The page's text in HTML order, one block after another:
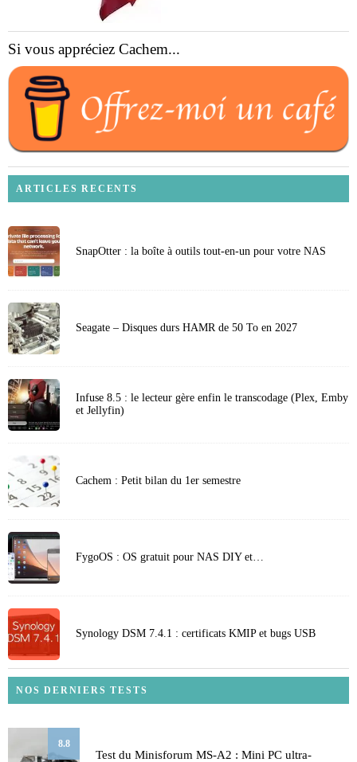
Si vous appréciez Cachem...
ARTICLES RECENTS
SnapOtter : la boîte à outils tout-en-un pour votre NAS
Seagate – Disques durs HAMR de 50 To en 2027
Infuse 8.5 : le lecteur gère enfin le transcodage (Plex, Emby
et Jellyfin)
Cachem : Petit bilan du 1er semestre
FygoOS : OS gratuit pour NAS DIY et…
Synology DSM 7.4.1 : certificats KMIP et bugs USB
NOS DERNIERS TESTS
8.8
Test du Minisforum MS-A2 : Mini PC ultra-